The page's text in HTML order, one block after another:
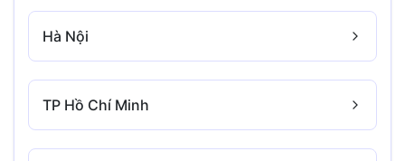
Hà Nội
TP Hồ Chí Minh